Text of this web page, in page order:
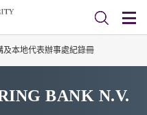
及本地代表辦事處紀錄冊
BANK N.V.